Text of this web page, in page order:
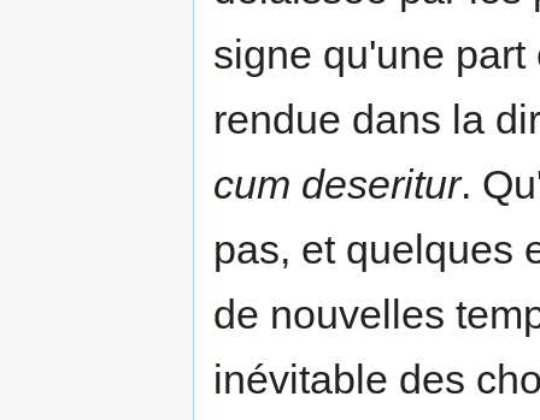
signe qu'une
rendue dans la
cum deseritur.
pas, et quelques
de nouvelles
inévitable des